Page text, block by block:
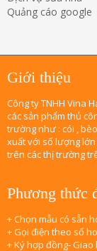
Quảng cáo google
Giới thiệu
Công ty TNHH Vina
các sản phẩm thủ
trường như : cói ,
xuất với số lượng
trên các thị trường
Phương thức
+ Chọn mẫu có sẵn
+ Gọi điện theo số
+ Ký hợp đồng- Giao